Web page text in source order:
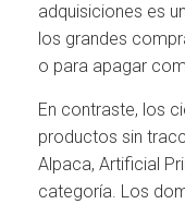
adquisiciones es
los grandes
o para apagar
En contraste, los
productos sin
Alpaca, Artificial
categoría. Los